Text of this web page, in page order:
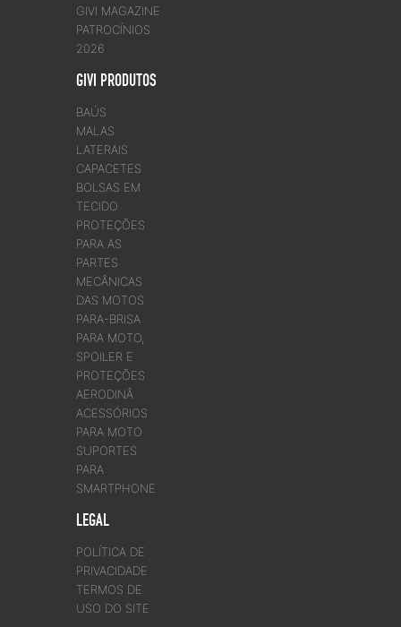
GIVI MAGAZINE
PATROCÍNIOS
2026
GIVI PRODUTOS
BAÚS
MALAS
LATERAIS
CAPACETES
BOLSAS EM
TECIDO
PROTEÇÕES
PARA AS
PARTES
MECÂNICAS
DAS MOTOS
PARA-BRISA
PARA MOTO,
SPOILER E
PROTEÇÕES
AERODINÂ
ACESSÓRIOS
PARA MOTO
SUPORTES
PARA
SMARTPHONE
LEGAL
POLÍTICA DE
PRIVACIDADE
TERMOS DE
USO DO SITE